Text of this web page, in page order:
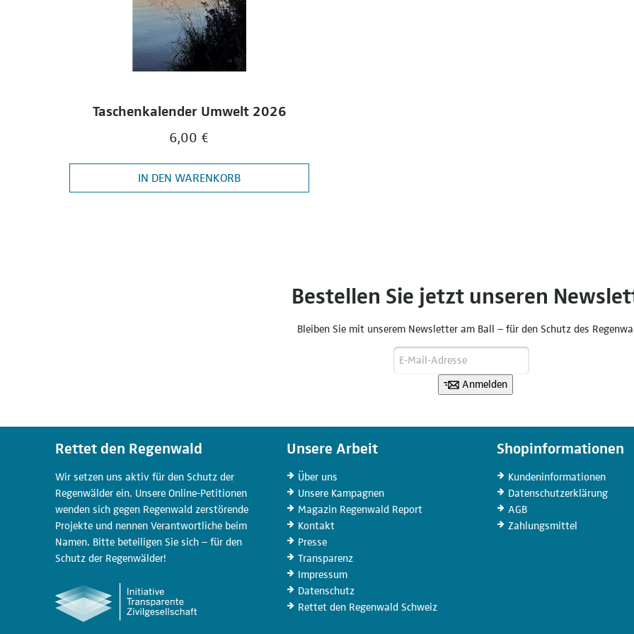
Taschenkalender Umwelt 2026
6,00 €
IN DEN WARENKORB
Bestellen Sie jetzt unseren
Bleiben Sie mit unserem Newsletter am Ball – für den Schutz des
Anmelden
Rettet den Regenwald
Wir setzen uns aktiv für den Schutz der
Regenwälder ein. Unsere Online-Petitionen
wenden sich gegen Regenwald zerstörende
Projekte und nennen Verantwortliche beim
Namen. Bitte beteiligen Sie sich – für den
Schutz der Regenwälder!
Unsere Arbeit
Über uns
Unsere Kampagnen
Magazin Regenwald Report
Kontakt
Presse
Transparenz
Impressum
Datenschutz
Rettet den Regenwald Schweiz
Shopinformationen
Kunden­informationen
Datenschutz­erklärung
AGB
Zahlungs­mittel